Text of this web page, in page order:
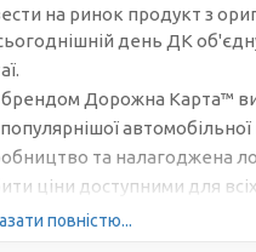
на ринок продукт з
день ДК
брендом Дорожна Карта™
та налагоджена
ціни доступними для
повністю...